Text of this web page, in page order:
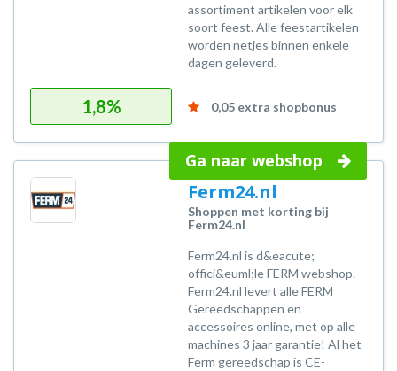
assortiment artikelen voor elk
soort feest. Alle feestartikelen
worden netjes binnen enkele
dagen geleverd.
1,8% 0,05 extra shopbonus
Ga naar webshop
Ferm24.nl
Shoppen met korting bij
Ferm24.nl
Ferm24.nl is d&eacute;
offici&euml;le FERM webshop.
Ferm24.nl levert alle FERM
Gereedschappen en
accessoires online, met op alle
machines 3 jaar garantie! Al het
Ferm gereedschap is CE-